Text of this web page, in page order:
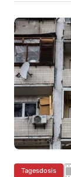
Tagesdosis